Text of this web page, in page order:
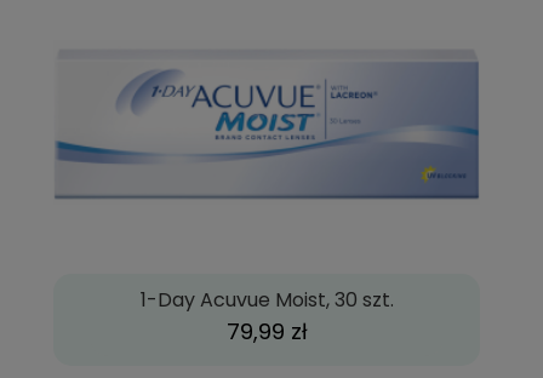
1-Day Acuvue Moist, 30 szt.
79,99 zł